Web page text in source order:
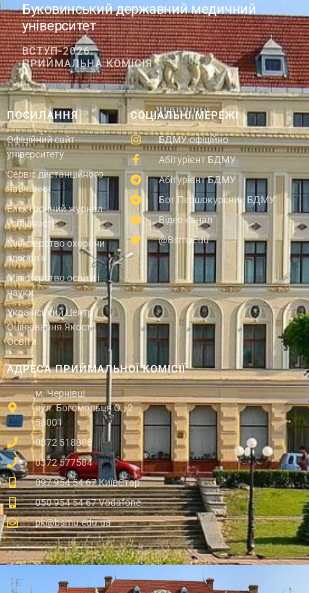
АДРЕСА ПРИЙМАЛЬНОЇ КОМІСІЇ
м. Чернівці
вул. Богомольця О., 2
58001
0372 518888
0372 577584
097 954 54 67 КиївСтар
050 954 54 67 Vodafone
pk@bsmu.edu.ua
СОЦІАЛЬНІ МЕРЕЖІ
БДМУ-офіційно
Абітурієнт БДМУ
Абітурієнт БДМУ
Бот Першокурсник БДМУ
Відео канал
@BsmuEdu
ПОСИЛАННЯ
Офіційний сайт
університету
Сервіс дистанційного
навчання
Електронний журнал
успішності
Міністерство охорони
здоров'я
Міністерство освіти і
науки
Український Центр
Оцінювання Якості
Освіти
Буковинський державний медичний
університет
ВСТУП-2026.
ПРИЙМАЛЬНА КОМІСІЯ